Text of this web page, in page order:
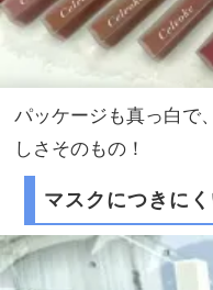
パッケージも真っ白で
しさそのもの！
マスクにつきに